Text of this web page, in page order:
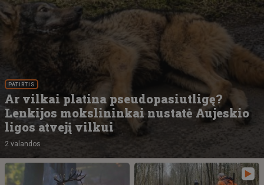
PATIRTIS
Ar vilkai platina pseudopasiutligę?
Lenkijos mokslininkai nustatė Aujeskio
ligos atvejį vilkui
2 valandos